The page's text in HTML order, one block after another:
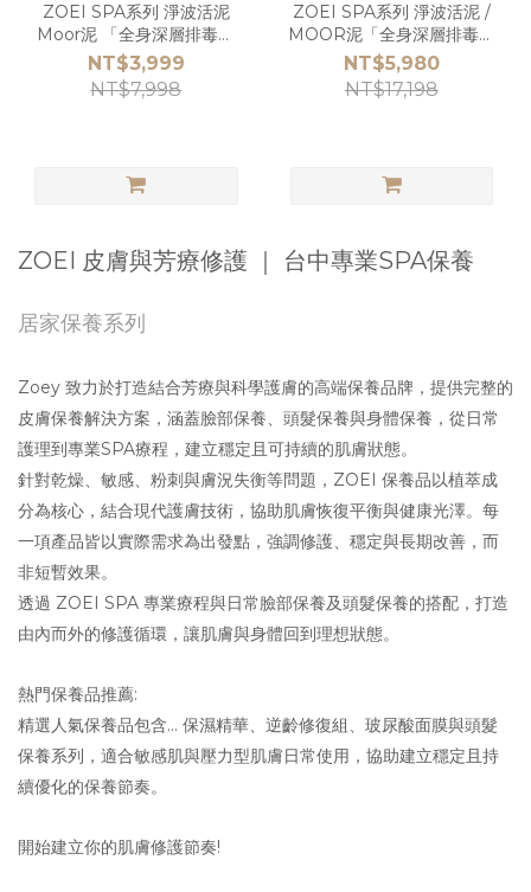
ZOEI SPA系列 淨波活泥
Moor泥 「全身深層排毒礦
物敷體泥」500ml【買一送
一】
NT$3,999
NT$7,998
ZOEI SPA系列 淨波活泥 /
MOOR泥「全身深層排毒礦
物敷體泥」2000ml【買一
送一】
NT$5,980
NT$17,198
ZOEI 皮膚與芳療修護 ｜ 台中專業SPA保養
居家保養系列
Zoey 致力於打造結合芳療與科學護膚的高端保養品牌，提供完整的
皮膚保養解決方案，涵蓋臉部保養、頭髮保養與身體保養，從日常
護理到專業SPA療程，建立穩定且可持續的肌膚狀態。
針對乾燥、敏感、粉刺與膚況失衡等問題，ZOEI 保養品以植萃成
分為核心，結合現代護膚技術，協助肌膚恢復平衡與健康光澤。每
一項產品皆以實際需求為出發點，強調修護、穩定與長期改善，而
非短暫效果。
透過 ZOEI SPA 專業療程與日常臉部保養及頭髮保養的搭配，打造
由內而外的修護循環，讓肌膚與身體回到理想狀態。
熱門保養品推薦:
精選人氣保養品包含... 保濕精華、逆齡修復組、玻尿酸面膜與頭髮
保養系列，適合敏感肌與壓力型肌膚日常使用，協助建立穩定且持
續優化的保養節奏。
開始建立你的肌膚修護節奏!